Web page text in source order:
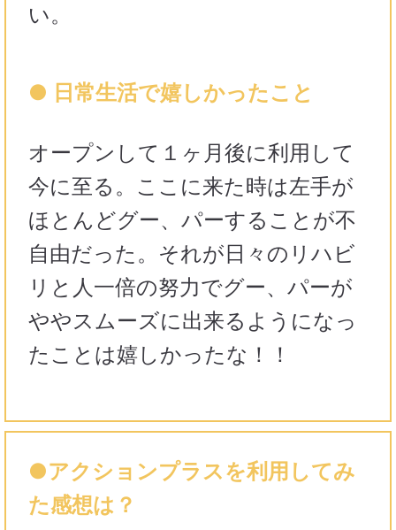
い。
● 日常生活で嬉しかったこと
オープンして１ヶ月後に利用して
今に至る。ここに来た時は左手が
ほとんどグー、パーすることが不
自由だった。それが日々のリハビ
リと人一倍の努力でグー、パーが
ややスムーズに出来るようになっ
たことは嬉しかったな！！
●アクションプラスを利用してみ
た感想は？